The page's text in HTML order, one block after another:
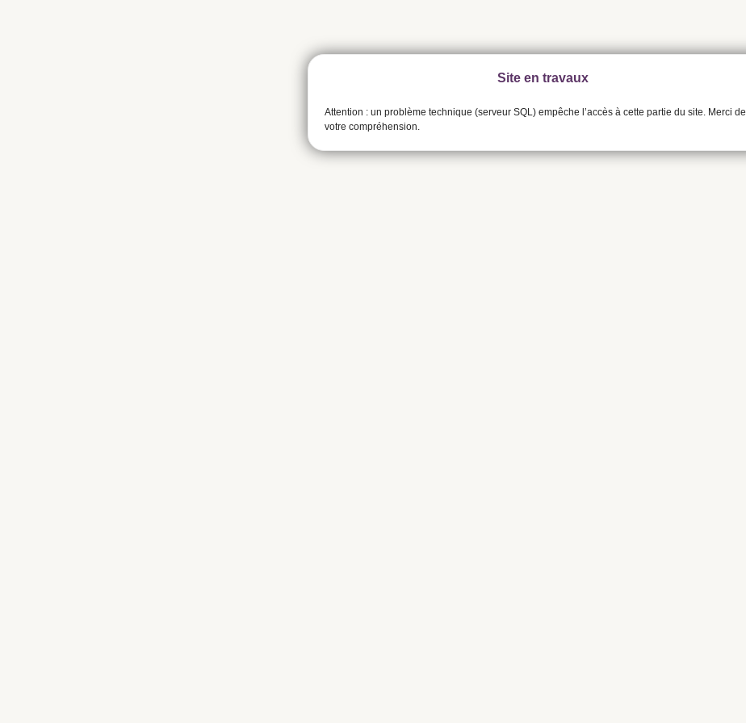
Site en travaux
Attention : un problème technique (serveur SQL) empêche l’accès à cette partie du site. Merci de
votre compréhension.